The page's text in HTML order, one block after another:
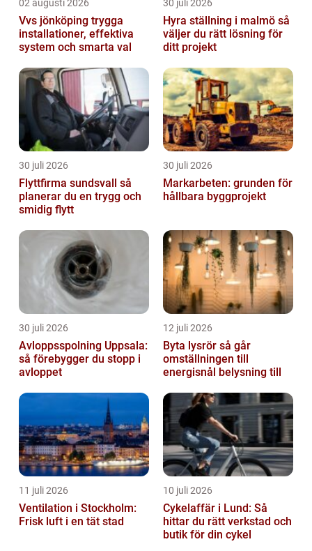
02 augusti 2026
Vvs jönköping trygga
installationer, effektiva
system och smarta val
30 juli 2026
Hyra ställning i malmö så
väljer du rätt lösning för
ditt projekt
30 juli 2026
Flyttfirma sundsvall så
planerar du en trygg och
smidig flytt
30 juli 2026
Markarbeten: grunden för
hållbara byggprojekt
30 juli 2026
Avloppsspolning Uppsala:
så förebygger du stopp i
avloppet
12 juli 2026
Byta lysrör så går
omställningen till
energisnål belysning till
11 juli 2026
Ventilation i Stockholm:
Frisk luft i en tät stad
10 juli 2026
Cykelaffär i Lund: Så
hittar du rätt verkstad och
butik för din cykel